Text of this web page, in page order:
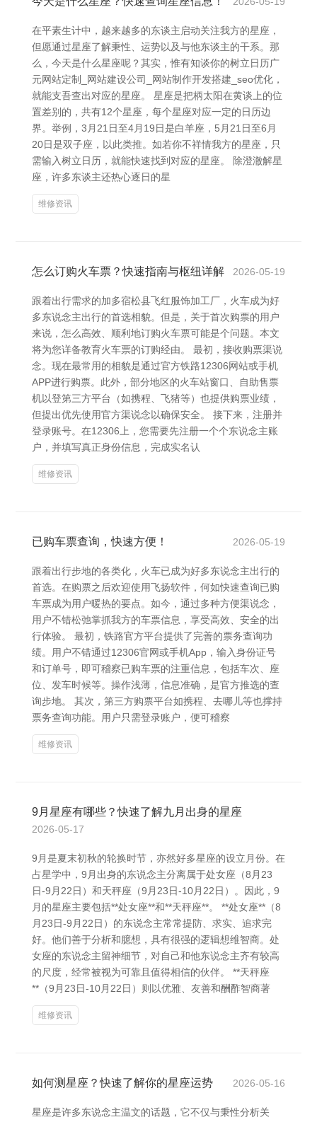
在平素生计中，越来越多的东谈主启动关注我方的星座，
但愿通过星座了解秉性、运势以及与他东谈主的干系。那
么，今天是什么星座呢？其实，惟有知谈你的树立日历广
元网站定制_网站建设公司_网站制作开发搭建_seo优化，
就能支吾查出对应的星座。 星座是把柄太阳在黄谈上的位
置差别的，共有12个星座，每个星座对应一定的日历边
界。举例，3月21日至4月19日是白羊座，5月21日至6月
20日是双子座，以此类推。如若你不祥情我方的星座，只
需输入树立日历，就能快速找到对应的星座。 除澄澈解星
座，许多东谈主还热心逐日的星
维修资讯
怎么订购火车票？快速指南与枢纽详解 2026-05-19
跟着出行需求的加多宿松县飞红服饰加工厂，火车成为好
多东说念主出行的首选相貌。但是，关于首次购票的用户
来说，怎么高效、顺利地订购火车票可能是个问题。本文
将为您详备教育火车票的订购经由。 最初，接收购票渠说
念。现在最常用的相貌是通过官方铁路12306网站或手机
APP进行购票。此外，部分地区的火车站窗口、自助售票
机以登第三方平台（如携程、飞猪等）也提供购票业绩，
但提出优先使用官方渠说念以确保安全。 接下来，注册并
登录账号。在12306上，您需要先注册一个个东说念主账
户，并填写真正身份信息，完成实名认
维修资讯
已购车票查询，快速方便！ 2026-05-19
跟着出行步地的各类化，火车已成为好多东说念主出行的
首选。在购票之后欢迎使用飞扬软件，何如快速查询已购
车票成为用户暖热的要点。如今，通过多种方便渠说念，
用户不错松弛掌抓我方的车票信息，享受高效、安全的出
行体验。 最初，铁路官方平台提供了完善的票务查询功
绩。用户不错通过12306官网或手机App，输入身份证号
和订单号，即可稽察已购车票的注重信息，包括车次、座
位、发车时候等。操作浅薄，信息准确，是官方推选的查
询步地。 其次，第三方购票平台如携程、去哪儿等也撑持
票务查询功能。用户只需登录账户，便可稽察
维修资讯
9月星座有哪些？快速了解九月出身的星座
2026-05-17
9月是夏末初秋的轮换时节，亦然好多星座的设立月份。在
占星学中，9月出身的东说念主分离属于处女座（8月23
日-9月22日）和天秤座（9月23日-10月22日）。因此，9
月的星座主要包括**处女座**和**天秤座**。 **处女座**（8
月23日-9月22日）的东说念主常常提防、求实、追求完
好。他们善于分析和臆想，具有很强的逻辑想维智商。处
女座的东说念主留神细节，对自己和他东说念主齐有较高
的尺度，经常被视为可靠且值得相信的伙伴。 **天秤座
**（9月23日-10月22日）则以优雅、友善和酬酢智商著
维修资讯
如何测星座？快速了解你的星座运势 2026-05-16
星座是许多东说念主温文的话题，它不仅与秉性分析关